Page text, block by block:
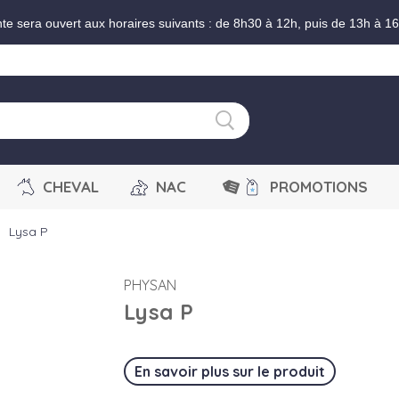
sera ouvert aux horaires suivants : de 8h30 à 12h, puis de 13h à
CHEVAL NAC PROMOTIONS
Lysa P
PHYSAN
Lysa P
En savoir plus sur le produit